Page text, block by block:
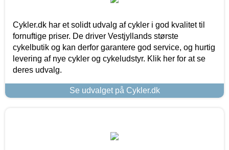
Cykler.dk har et solidt udvalg af cykler i god kvalitet til
fornuftige priser. De driver Vestjyllands største
cykelbutik og kan derfor garantere god service, og hurtig
levering af nye cykler og cykeludstyr. Klik her for at se
deres udvalg.
Se udvalget på Cykler.dk